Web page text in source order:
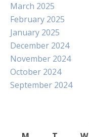
March 2025
February 2025
January 2025
December 2024
November 2024
October 2024
September 2024